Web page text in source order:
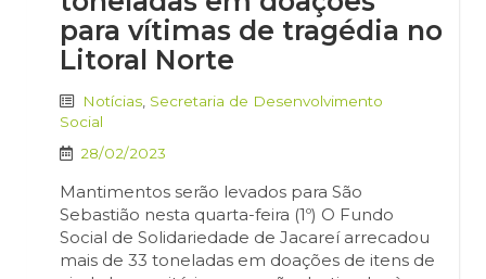
para vítimas de tragédia no
Litoral Norte
Notícias Secretaria de Desenvolvimento
Social
28/02/2023
Mantimentos serão levados para São
Sebastião nesta quarta-feira (1º) O Fundo
Social de Solidariedade de Jacareí arrecadou
mais de 33 toneladas em doações de itens de